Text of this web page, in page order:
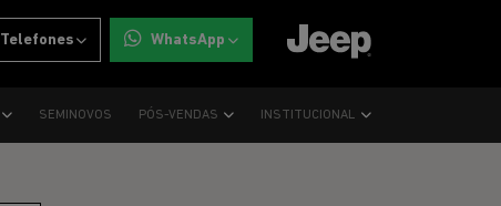
Telefones WhatsApp
SEMINOVOS PÓS-VENDAS INSTITUCIONAL